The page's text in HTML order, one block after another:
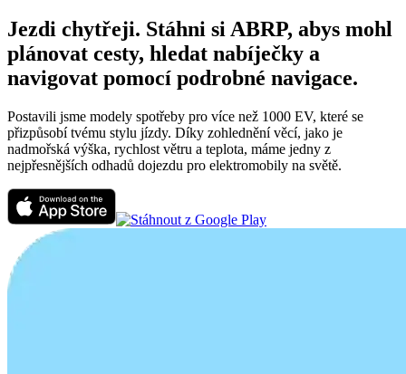
Jezdi chytřeji. Stáhni si ABRP, abys mohl
plánovat cesty, hledat nabíječky a
navigovat pomocí podrobné navigace.
Postavili jsme modely spotřeby pro více než 1000 EV, které se
přizpůsobí tvému stylu jízdy. Díky zohlednění věcí, jako je
nadmořská výška, rychlost větru a teplota, máme jedny z
nejpřesnějších odhadů dojezdu pro elektromobily na světě.